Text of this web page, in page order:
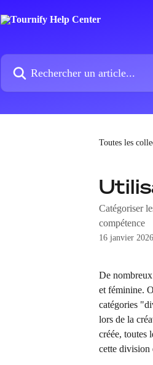
Rechercher un article...
Toutes les
Catégoriser
compétence
16 janvier 2026
De
et féminine.
catégories
lors de la
créée, toutes
cette division